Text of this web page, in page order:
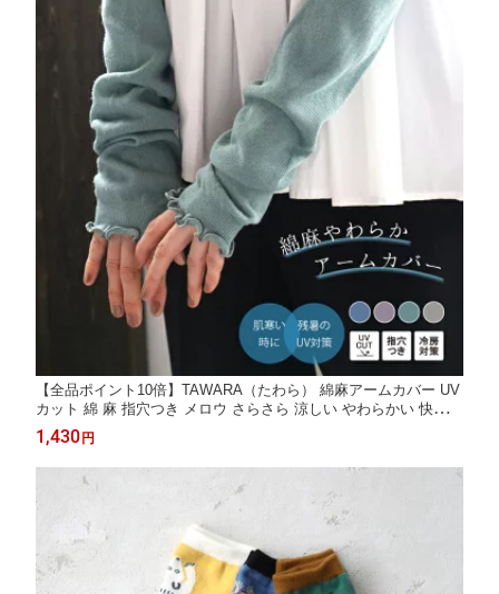
【全品ポイント10倍】TAWARA（たわら） 綿麻アームカバー UV
カット 綿 麻 指穴つき メロウ さらさら 涼しい やわらかい 快適
レディース 冷房対策 コンパクト 紫外線対策 日焼け対策 レディー
ス 2026 春 夏 秋 t61214
1,430 円